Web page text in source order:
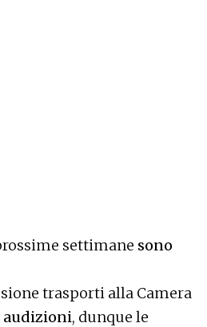
settimane sono
trasporti alla Camera
audizioni, dunque le